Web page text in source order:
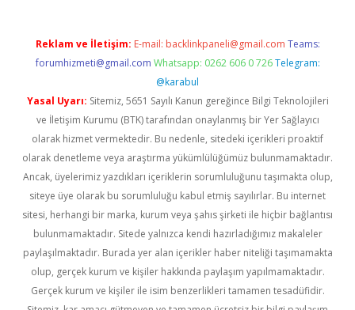
Reklam ve İletişim: E-mail: backlinkpaneli@gmail.com Teams:
forumhizmeti@gmail.com Whatsapp: 0262 606 0 726 Telegram:
@karabul
Yasal Uyarı: Sitemiz, 5651 Sayılı Kanun gereğince Bilgi Teknolojileri
ve İletişim Kurumu (BTK) tarafından onaylanmış bir Yer Sağlayıcı
olarak hizmet vermektedir. Bu nedenle, sitedeki içerikleri proaktif
olarak denetleme veya araştırma yükümlülüğümüz bulunmamaktadır.
Ancak, üyelerimiz yazdıkları içeriklerin sorumluluğunu taşımakta olup,
siteye üye olarak bu sorumluluğu kabul etmiş sayılırlar. Bu internet
sitesi, herhangi bir marka, kurum veya şahıs şirketi ile hiçbir bağlantısı
bulunmamaktadır. Sitede yalnızca kendi hazırladığımız makaleler
paylaşılmaktadır. Burada yer alan içerikler haber niteliği taşımamakta
olup, gerçek kurum ve kişiler hakkında paylaşım yapılmamaktadır.
Gerçek kurum ve kişiler ile isim benzerlikleri tamamen tesadüfidir.